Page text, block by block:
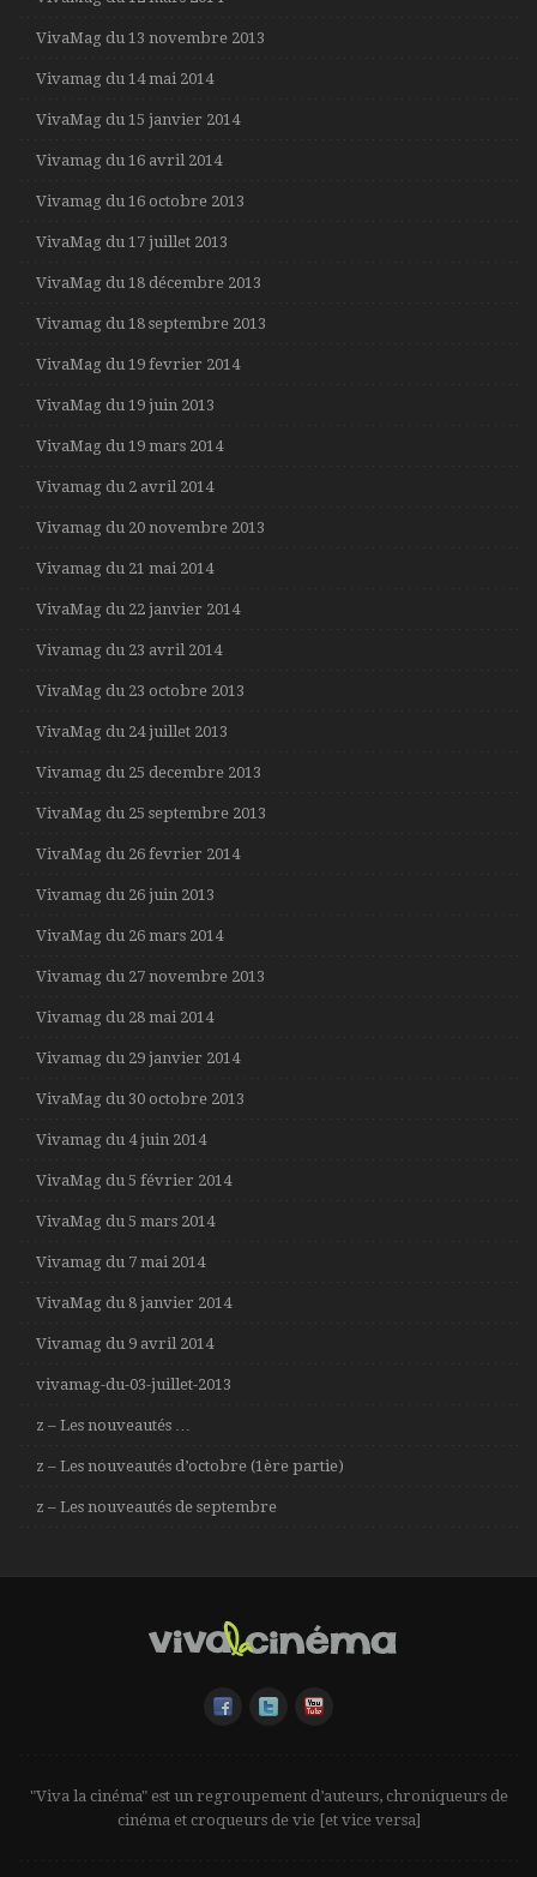
VivaMag du 13 novembre 2013
Vivamag du 14 mai 2014
VivaMag du 15 janvier 2014
Vivamag du 16 avril 2014
Vivamag du 16 octobre 2013
VivaMag du 17 juillet 2013
VivaMag du 18 décembre 2013
Vivamag du 18 septembre 2013
VivaMag du 19 fevrier 2014
VivaMag du 19 juin 2013
VivaMag du 19 mars 2014
Vivamag du 2 avril 2014
Vivamag du 20 novembre 2013
Vivamag du 21 mai 2014
VivaMag du 22 janvier 2014
Vivamag du 23 avril 2014
VivaMag du 23 octobre 2013
VivaMag du 24 juillet 2013
Vivamag du 25 decembre 2013
VivaMag du 25 septembre 2013
VivaMag du 26 fevrier 2014
Vivamag du 26 juin 2013
VivaMag du 26 mars 2014
Vivamag du 27 novembre 2013
Vivamag du 28 mai 2014
Vivamag du 29 janvier 2014
VivaMag du 30 octobre 2013
Vivamag du 4 juin 2014
VivaMag du 5 février 2014
VivaMag du 5 mars 2014
Vivamag du 7 mai 2014
VivaMag du 8 janvier 2014
Vivamag du 9 avril 2014
vivamag-du-03-juillet-2013
z – Les nouveautés …
z – Les nouveautés d’octobre (1ère partie)
z – Les nouveautés de septembre
"Viva la cinéma" est un regroupement d’auteurs, chroniqueurs de
cinéma et croqueurs de vie [et vice versa]